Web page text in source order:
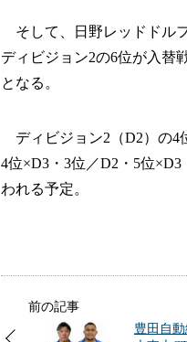
そして、日野レッドドル
ディビジョン2の6位が入替
となる。
ディビジョン2（D2）の4
4位×D3・3位／D2・5位
われる予定。
前の記事
豊田自